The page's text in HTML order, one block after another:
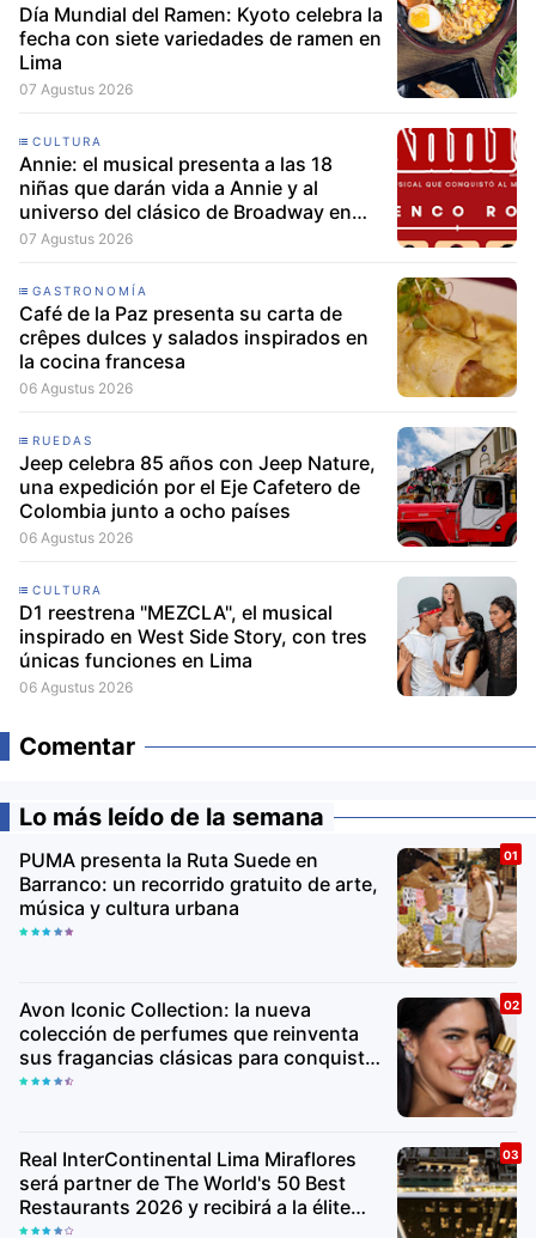
Día Mundial del Ramen: Kyoto celebra la
fecha con siete variedades de ramen en
Lima
07 Agustus 2026
CULTURA
Annie: el musical presenta a las 18
niñas que darán vida a Annie y al
universo del clásico de Broadway en
Lima
07 Agustus 2026
GASTRONOMÍA
Café de la Paz presenta su carta de
crêpes dulces y salados inspirados en
la cocina francesa
06 Agustus 2026
RUEDAS
Jeep celebra 85 años con Jeep Nature,
una expedición por el Eje Cafetero de
Colombia junto a ocho países
06 Agustus 2026
CULTURA
D1 reestrena "MEZCLA", el musical
inspirado en West Side Story, con tres
únicas funciones en Lima
06 Agustus 2026
Comentar
Lo más leído de la semana
PUMA presenta la Ruta Suede en
Barranco: un recorrido gratuito de arte,
música y cultura urbana
Avon Iconic Collection: la nueva
colección de perfumes que reinventa
sus fragancias clásicas para conquistar
nuevas generaciones
Real InterContinental Lima Miraflores
será partner de The World's 50 Best
Restaurants 2026 y recibirá a la élite
gastronómica mundial